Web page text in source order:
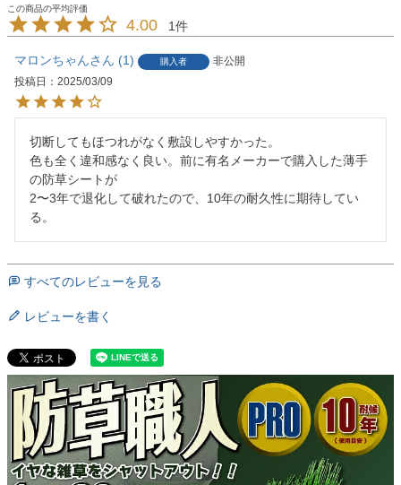
4.00 1
マロンちゃん 1 購入者
非公開
投稿日
2025/03/09
切断してもほつれがなく敷設しやすかった。
色も全く違和感なく良い。前に有名メーカーで購入した薄手
の防草シートが
2〜3年で退化して破れたので、10年の耐久性に期待してい
る。
すべてのレビューを見る
レビューを書く